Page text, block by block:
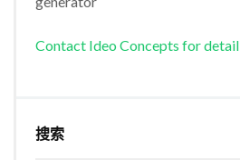
Contact Ideo Concepts for detail
搜索